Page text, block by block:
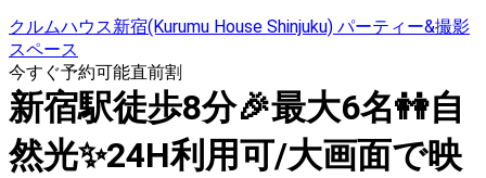
クルムハウス新宿(Kurumu House Shinjuku) パーティー&撮影
スペース
今すぐ予約可能直前割
新宿駅徒歩8分🎉最大6名👭自
然光✨24H利用可/大画面で映